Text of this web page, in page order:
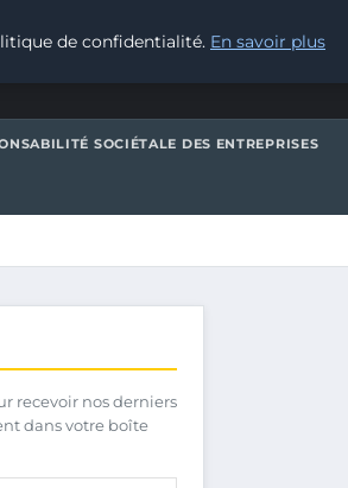
SOCIÉTALE DES ENTREPRISES
recevoir nos derniers
dans votre boîte
de confidentialité. En savoir plus